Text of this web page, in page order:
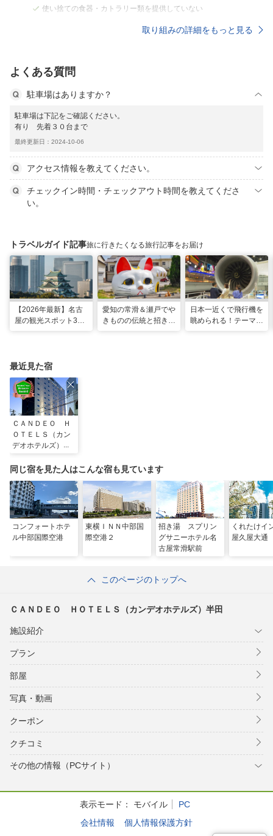
使い捨ての食器・カトラリー類を提供していない
取り組みの詳細をもっと見る
よくある質問
駐車場はありますか？
駐車場は下記をご確認ください。
有り 先着３０台まで
最終更新日：2024-10-06
アクセス情報を教えてください。
チェックイン時間・チェックアウト時間を教えてくださ
い。
トラベルガイド記事旅に行きたくなる旅行記事をお届け
【2026年最新】名古
屋の観光スポット34
愛知の常滑＆瀬戸でや
きものの伝統と招き猫
日本一近くで飛行機を
眺められる！テーマパ
最近見た宿
ＣＡＮＤＥＯ Ｈ
ＯＴＥＬＳ（カン
デオホテルズ）半
同じ宿を見た人はこんな宿も見ています
コンフォートホテ
ル中部国際空港
東横ＩＮＮ中部国
際空港２
招き湯 スプリン
グサニーホテル名
古屋常滑駅前
くれたけイ
屋久屋大通
このページのトップへ
ＣＡＮＤＥＯ ＨＯＴＥＬＳ（カンデオホテルズ）半田
施設紹介
プラン
部屋
写真・動画
クーポン
クチコミ
その他の情報（PCサイト）
表示モード： モバイル
PC
会社情報
個人情報保護方針